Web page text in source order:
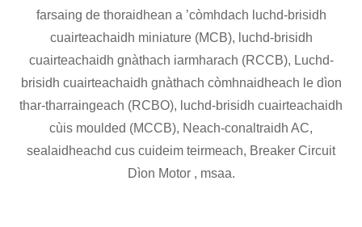
farsaing de thoraidhean a ’còmhdach luchd-brisidh
cuairteachaidh miniature (MCB), luchd-brisidh
cuairteachaidh gnàthach iarmharach (RCCB), Luchd-
brisidh cuairteachaidh gnàthach còmhnaidheach le dìon
thar-tharraingeach (RCBO), luchd-brisidh cuairteachaidh
cùis moulded (MCCB), Neach-conaltraidh AC,
sealaidheachd cus cuideim teirmeach, Breaker Circuit
Dìon Motor , msaa.